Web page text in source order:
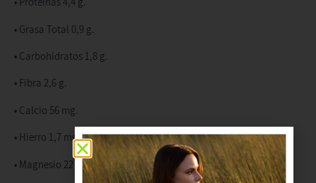
• Grasa Total 0,9 g.
• Carbohidratos 1,8 g.
• Fibra 2,6 g.
• Calcio 56 mg.
• Hierro 1,7 mg.
• Magnesio 22 mg.